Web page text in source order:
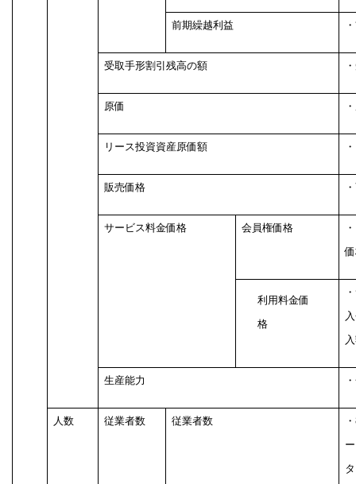
前期繰越利益
受取手形割引残高の額
原価
リース投資資産原価額
販売価格
サービス料金価格 会員権価格
利用料金価
格
生産能力
人数 従業者数 従業者数 ・